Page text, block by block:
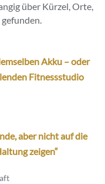
über Kürzel, Orte,
Akku – oder
Fitnessstudio
aber nicht auf die
zeigen“